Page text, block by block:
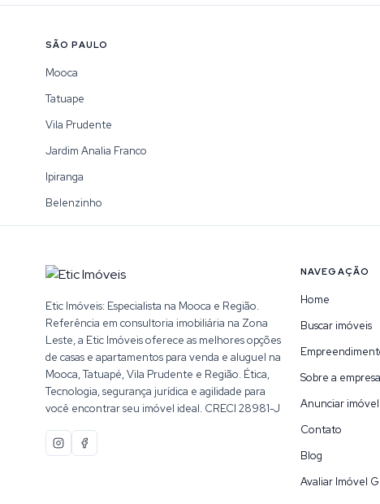
SÃO PAULO
Mooca
Tatuape
Vila Prudente
Jardim Analia Franco
Ipiranga
Belenzinho
Etic Imóveis: Especialista na Mooca e Região.
Referência em consultoria imobiliária na Zona
Leste, a Etic Imóveis oferece as melhores opções
de casas e apartamentos para venda e aluguel na
Mooca, Tatuapé, Vila Prudente e Região. Ética,
Tecnologia, segurança jurídica e agilidade para
você encontrar seu imóvel ideal. CRECI 28981-J
NAVEGAÇÃO
Home
Buscar imóveis
Sobre a empresa
Anunciar imóvel
Contato
Blog
Avaliar Imóvel